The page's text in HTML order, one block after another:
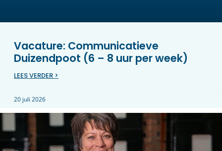
Vacature: Communicatieve
Duizendpoot (6 – 8 uur per week)
LEES VERDER >
20 juli 2026